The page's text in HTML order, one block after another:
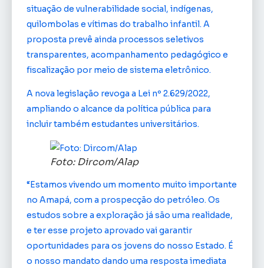
situação de vulnerabilidade social, indígenas,
quilombolas e vítimas do trabalho infantil. A
proposta prevê ainda processos seletivos
transparentes, acompanhamento pedagógico e
fiscalização por meio de sistema eletrônico.
A nova legislação revoga a Lei nº 2.629/2022,
ampliando o alcance da política pública para
incluir também estudantes universitários.
Foto: Dircom/Alap
“Estamos vivendo um momento muito importante
no Amapá, com a prospecção do petróleo. Os
estudos sobre a exploração já são uma realidade,
e ter esse projeto aprovado vai garantir
oportunidades para os jovens do nosso Estado. É
o nosso mandato dando uma resposta imediata